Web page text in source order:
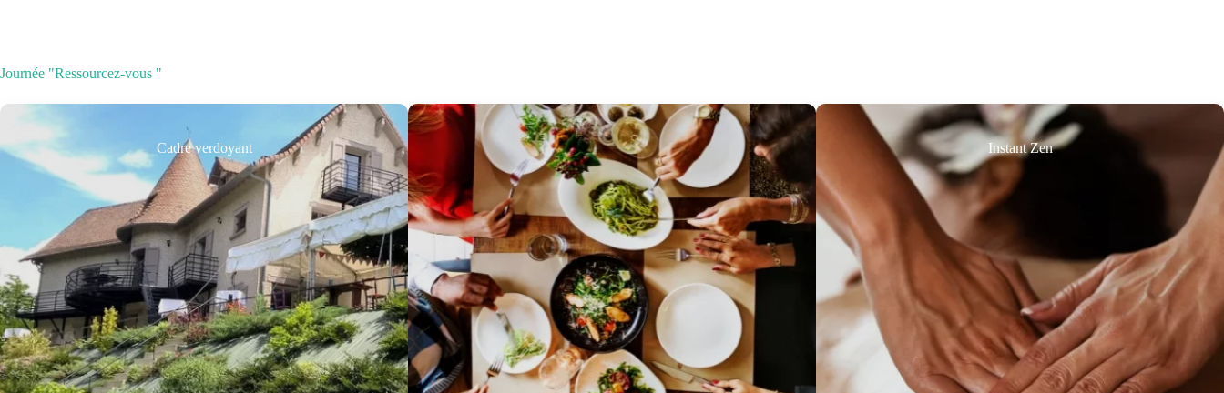
Journée "Ressourcez-vous "
Cadre verdoyant Instant Zen